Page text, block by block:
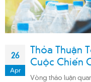
26
Apr
Thỏa Thuận
Cuộc Chiến
Vòng thảo luận